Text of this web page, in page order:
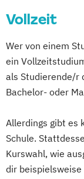
Vollzeit
Wer von einem
ein
als Studierende/r
Bachelor- oder
Allerdings gibt es
Schule.
Kurswahl, wie
dir